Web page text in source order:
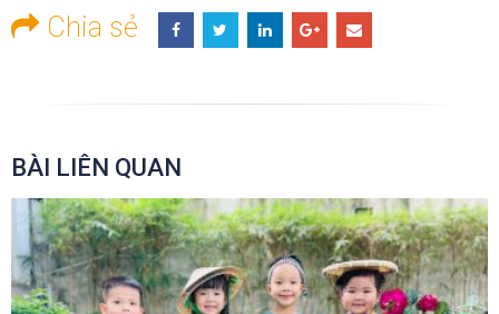
Chia sẻ
BÀI LIÊN QUAN